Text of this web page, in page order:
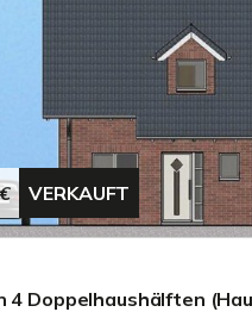
VERKAUFT
4 Doppelhaushälften